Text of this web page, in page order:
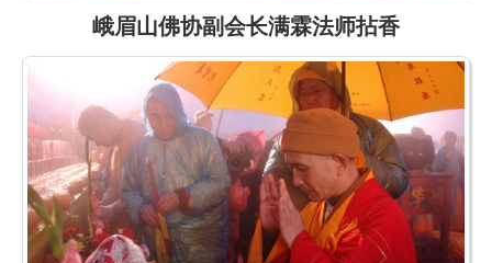
峨眉山佛协副会长满霖法师拈香